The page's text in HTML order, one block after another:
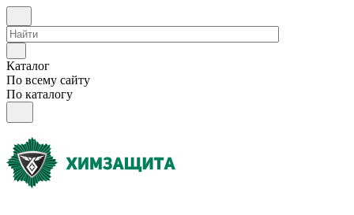
Каталог
По всему сайту
По каталогу